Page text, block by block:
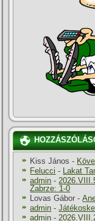
Kiss János -
Felucci - Lakat
admin -
Zabrze: 1-0
Lovas Gábor -
admin -
admin -